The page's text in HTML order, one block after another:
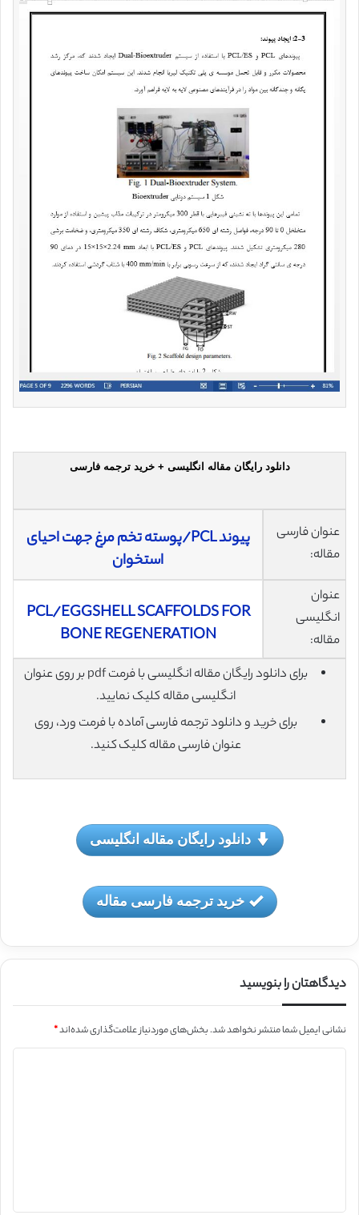
دانلود رایگان مقاله انگلیسی + خرید ترجمه فارسی
عنوان فارسی
مقاله:
پیوند PCL/پوسته تخم مرغ جهت احیای
استخوان
عنوان
انگلیسی
مقاله:
PCL/EGGSHELL SCAFFOLDS FOR
BONE REGENERATION
برای دانلود رایگان مقاله انگلیسی با فرمت pdf بر روی عنوان
انگلیسی مقاله کلیک نمایید.
برای خرید و دانلود ترجمه فارسی آماده با فرمت ورد، روی
عنوان فارسی مقاله کلیک کنید.
دانلود رایگان مقاله انگلیسی
خرید ترجمه فارسی مقاله
دیدگاهتان را بنویسید
نشانی ایمیل شما منتشر نخواهد شد.بخش‌های موردنیاز علامت‌گذاری شده‌اند*